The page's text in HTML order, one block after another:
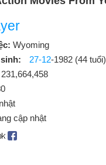
Wyoming
27-12-1982 (44 tuổi)
231,664,458
cập nhật